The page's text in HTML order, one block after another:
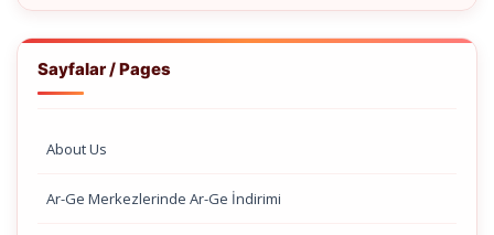
Sayfalar / Pages
About Us
Ar-Ge Merkezlerinde Ar-Ge İndirimi